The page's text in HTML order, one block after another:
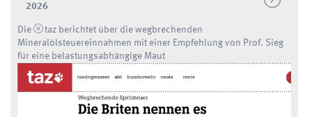
2026
Die tazberichtet über die wegbrechenden
Mineralölsteuereinnahmen mit einer Empfehlung von Prof. Sieg
für eine belastungsabhängige Maut